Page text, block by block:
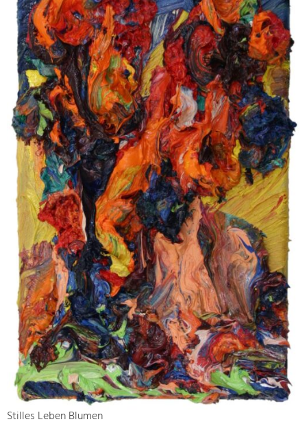
Stilles Leben Blumen